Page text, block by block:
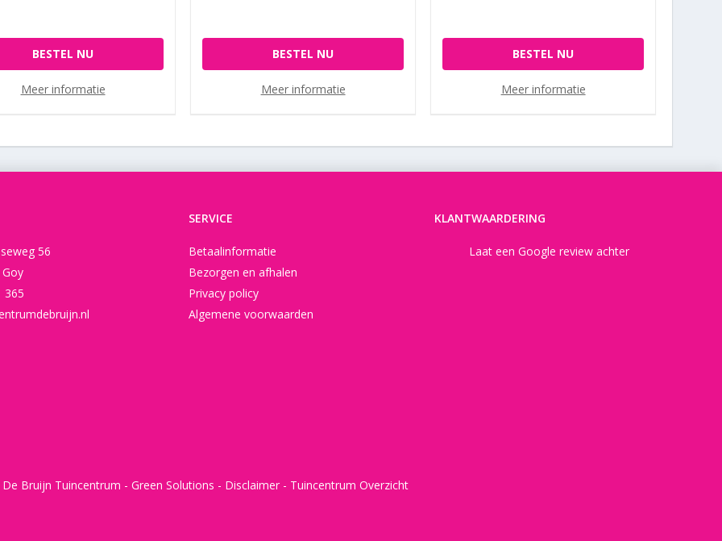
Meer informatie
BESTEL NU
Meer informatie
BESTEL NU
Meer informatie
BESTEL NU
56
365
SERVICE
Betaalinformatie
Bezorgen en afhalen
Privacy policy
Algemene voorwaarden
KLANTWAARDERING
Laat een Google review achter
Bruijn Tuincentrum - Green Solutions - Disclaimer- Tuincentrum Overzicht